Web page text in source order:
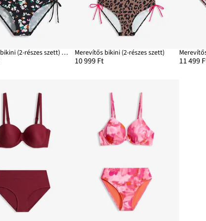
Kicsinyítő bikini (2-részes szett) megkötős pántokkal Merevítős bikini (2-részes szett)
10 999 Ft 11 499